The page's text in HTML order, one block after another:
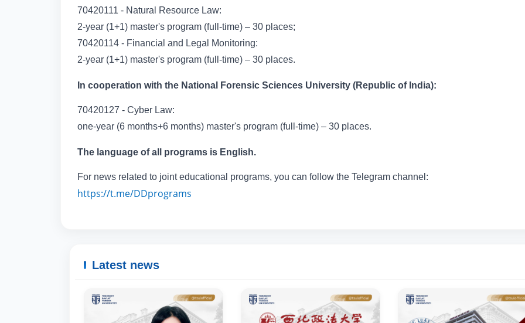
70420111 - Natural Resource Law:
2-year (1+1) master's program (full-time) – 30 places;
70420114 - Financial and Legal Monitoring:
2-year (1+1) master's program (full-time) – 30 places.
In cooperation with the National Forensic Sciences University (Republic of India):
70420127 - Cyber Law:
one-year (6 months+6 months) master's program (full-time) – 30 places.
The language of all programs is English.
For news related to joint educational programs, you can follow the Telegram channel:
https://t.me/DDprograms
Latest news